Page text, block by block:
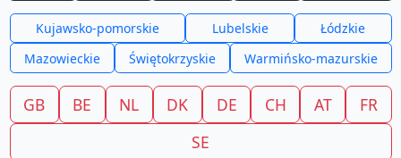
Kujawsko-pomorskie Lubelskie
Łódzkie
Mazowieckie
Świętokrzyskie Warmińsko-mazurskie
GB BE NL DK DE CH AT
FR
SE